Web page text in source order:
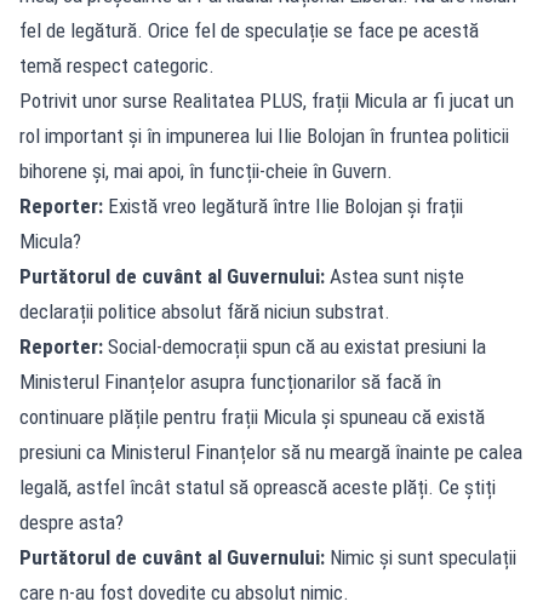
fel de legătură. Orice fel de speculație se face pe acestă
temă respect categoric.
Potrivit unor surse Realitatea PLUS, frații Micula ar fi jucat un
rol important și în impunerea lui Ilie Bolojan în fruntea politicii
bihorene și, mai apoi, în funcții-cheie în Guvern.
Reporter: Există vreo legătură între Ilie Bolojan și frații
Micula?
Purtătorul de cuvânt al Guvernului: Astea sunt niște
declarații politice absolut fără niciun substrat.
Reporter: Social-democrații spun că au existat presiuni la
Ministerul Finanțelor asupra funcționarilor să facă în
continuare plățile pentru frații Micula și spuneau că există
presiuni ca Ministerul Finanțelor să nu meargă înainte pe calea
legală, astfel încât statul să oprească aceste plăți. Ce știți
despre asta?
Purtătorul de cuvânt al Guvernului: Nimic și sunt speculații
care n-au fost dovedite cu absolut nimic.